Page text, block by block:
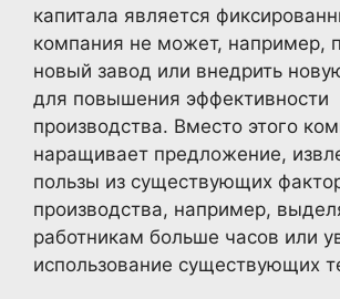
капитала является
компания не может, например,
новый завод или внедрить
для повышения эффективности
производства. Вместо этого
наращивает предложение,
пользы из существующих
производства, например,
работникам больше часов или
использование существующих